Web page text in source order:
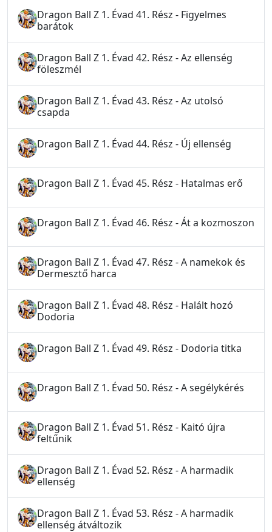
Dragon Ball Z 1. Évad 41. Rész - Figyelmes
barátok
Dragon Ball Z 1. Évad 42. Rész - Az ellenség
föleszmél
Dragon Ball Z 1. Évad 43. Rész - Az utolsó
csapda
Dragon Ball Z 1. Évad 44. Rész - Új ellenség
Dragon Ball Z 1. Évad 45. Rész - Hatalmas erő
Dragon Ball Z 1. Évad 46. Rész - Át a kozmoszon
Dragon Ball Z 1. Évad 47. Rész - A namekok és
Dermesztő harca
Dragon Ball Z 1. Évad 48. Rész - Halált hozó
Dodoria
Dragon Ball Z 1. Évad 49. Rész - Dodoria titka
Dragon Ball Z 1. Évad 50. Rész - A segélykérés
Dragon Ball Z 1. Évad 51. Rész - Kaitó újra
feltűnik
Dragon Ball Z 1. Évad 52. Rész - A harmadik
ellenség
Dragon Ball Z 1. Évad 53. Rész - A harmadik
ellenség átváltozik